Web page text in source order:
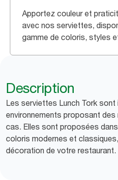
Apportez couleur et
avec nos serviettes,
gamme de coloris, styles
Description
Les serviettes Lunch Tork sont
environnements proposant
cas. Elles sont proposées
coloris modernes et
décoration de votre restaurant.